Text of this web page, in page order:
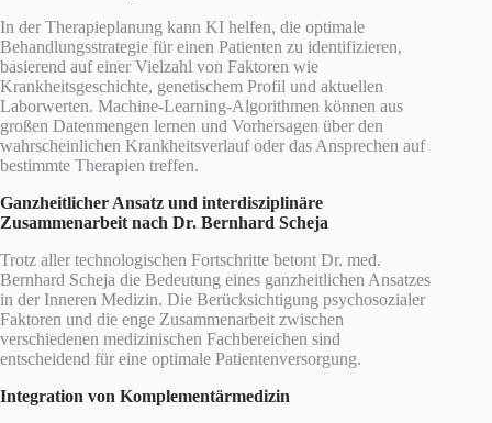
In der Therapieplanung kann KI helfen, die optimale
Behandlungsstrategie für einen Patienten zu identifizieren,
basierend auf einer Vielzahl von Faktoren wie
Krankheitsgeschichte, genetischem Profil und aktuellen
Laborwerten. Machine-Learning-Algorithmen können aus
großen Datenmengen lernen und Vorhersagen über den
wahrscheinlichen Krankheitsverlauf oder das Ansprechen auf
bestimmte Therapien treffen.
Ganzheitlicher Ansatz und interdisziplinäre
Zusammenarbeit nach Dr. Bernhard Scheja
Trotz aller technologischen Fortschritte betont Dr. med.
Bernhard Scheja die Bedeutung eines ganzheitlichen Ansatzes
in der Inneren Medizin. Die Berücksichtigung psychosozialer
Faktoren und die enge Zusammenarbeit zwischen
verschiedenen medizinischen Fachbereichen sind
entscheidend für eine optimale Patientenversorgung.
Integration von Komplementärmedizin